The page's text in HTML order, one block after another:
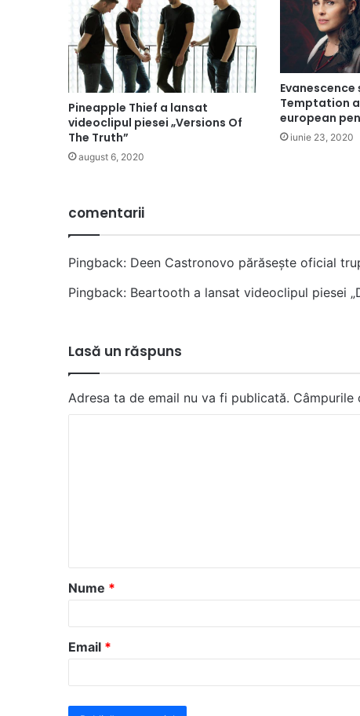
Pineapple Thief a lansat
videoclipul piesei „Versions Of
The Truth”
august 6, 2020
Evanescence
Temptation
european
iunie 23, 2020
comentarii
Pingback: Deen Castronovo părăsește oficial
Pingback: Beartooth a lansat videoclipul piesei
Lasă un răspuns
Adresa ta de email nu va fi publicată. Câmpurile
a
r
*
Nume *
Email *